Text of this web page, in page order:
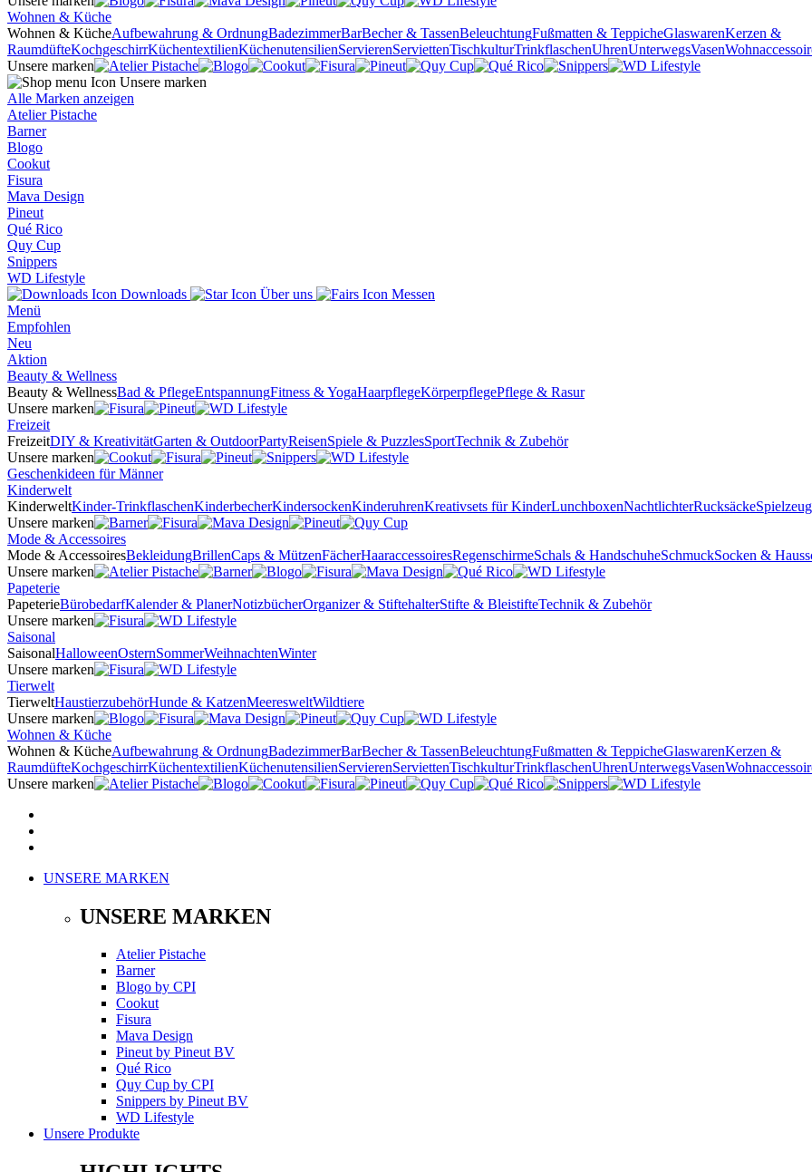
Wohnen & Küche
Wohnen & KücheAufbewahrung & OrdnungBadezimmerBarBecher & TassenBeleuchtungFußmatten & TeppicheGlaswarenKerzen &
RaumdüfteKochgeschirrKüchentextilienKüchenutensilienServierenServiettenTischkulturTrinkflaschenUhrenUnterwegsVasen
Unsere marken
Unsere marken
Alle Marken anzeigen
Atelier Pistache
Barner
Blogo
Cookut
Fisura
Mava Design
Pineut
Qué Rico
Quy Cup
Snippers
WD Lifestyle
Downloads
Über uns
Messen
Menü
Empfohlen
Neu
Aktion
Beauty & Wellness
Beauty & WellnessBad & PflegeEntspannungFitness & YogaHaarpflegeKörperpflegePflege & Rasur
Unsere marken
Freizeit
FreizeitDIY & KreativitätGarten & OutdoorPartyReisenSpiele & PuzzlesSportTechnik & Zubehör
Unsere marken
Geschenkideen für Männer
Kinderwelt
KinderweltKinder-TrinkflaschenKinderbecherKindersockenKinderuhrenKreativsets für KinderLunchboxenNachtlichterRucksäcke
Unsere marken
Mode & Accessoires
Mode & AccessoiresBekleidungBrillenCaps & MützenFächerHaaraccessoiresRegenschirmeSchals & HandschuheSchmuckSocken &
Unsere marken
Papeterie
PapeterieBürobedarfKalender & PlanerNotizbücherOrganizer & StiftehalterStifte & BleistifteTechnik & Zubehör
Unsere marken
Saisonal
SaisonalHalloweenOsternSommerWeihnachtenWinter
Unsere marken
Tierwelt
TierweltHaustierzubehörHunde & KatzenMeeresweltWildtiere
Unsere marken
Wohnen & Küche
Wohnen & KücheAufbewahrung & OrdnungBadezimmerBarBecher & TassenBeleuchtungFußmatten & TeppicheGlaswarenKerzen &
RaumdüfteKochgeschirrKüchentextilienKüchenutensilienServierenServiettenTischkulturTrinkflaschenUhrenUnterwegsVasen
Unsere marken
UNSERE MARKEN
UNSERE MARKEN
Atelier Pistache
Barner
Blogo by CPI
Cookut
Fisura
Mava Design
Pineutby Pineut BV
Qué Rico
Quy Cup by CPI
Snippers by Pineut BV
WD Lifestyle
Unsere Produkte